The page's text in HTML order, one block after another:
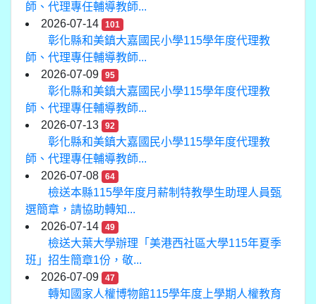
師、代理專任輔導教師...
2026-07-14
101
彰化縣和美鎮大嘉國民小學115學年度代理教
師、代理專任輔導教師...
2026-07-09
95
彰化縣和美鎮大嘉國民小學115學年度代理教
師、代理專任輔導教師...
2026-07-13
92
彰化縣和美鎮大嘉國民小學115學年度代理教
師、代理專任輔導教師...
2026-07-08
64
檢送本縣115學年度月薪制特教學生助理人員甄
選簡章，請協助轉知...
2026-07-14
49
檢送大葉大學辦理「美港西社區大學115年夏季
班」招生簡章1份，敬...
2026-07-09
47
轉知國家人權博物館115學年度上學期人權教育